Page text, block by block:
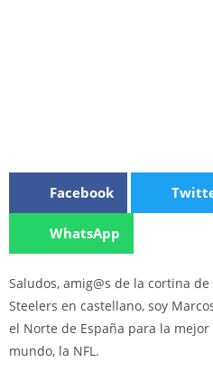
Facebook
WhatsApp
Saludos, amig@s de la cortina
Steelers en castellano, soy
el Norte de España para la
mundo, la NFL.